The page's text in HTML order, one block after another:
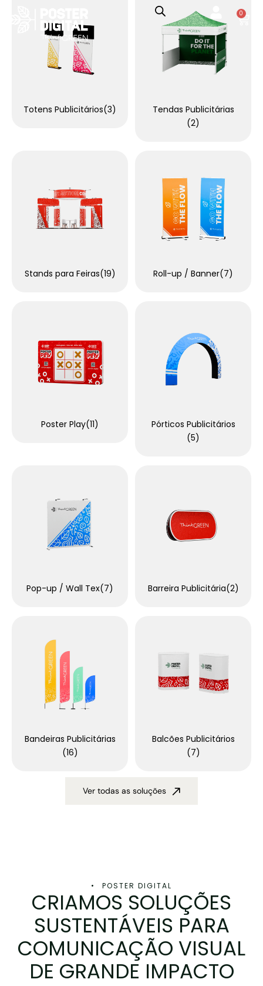
0
Totens Publicitários(3)
Tendas Publicitárias
(2)
Stands para Feiras(19) Roll-up / Banner(7)
Poster Play(11)
Pórticos Publicitários
(5)
Pop-up / Wall Tex(7) Barreira Publicitária(2)
Bandeiras Publicitárias
(16)
Balcões Publicitários
(7)
Ver todas as soluções
POSTER DIGITAL
CRIAMOS SOLUÇÕES
SUSTENTÁVEIS PARA
COMUNICAÇÃO VISUAL
DE GRANDE IMPACTO